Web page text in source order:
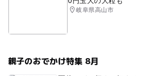
岐阜県高山市
親子のおでかけ特集 8月